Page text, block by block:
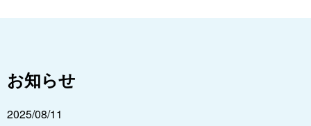
お知らせ
2025/08/11